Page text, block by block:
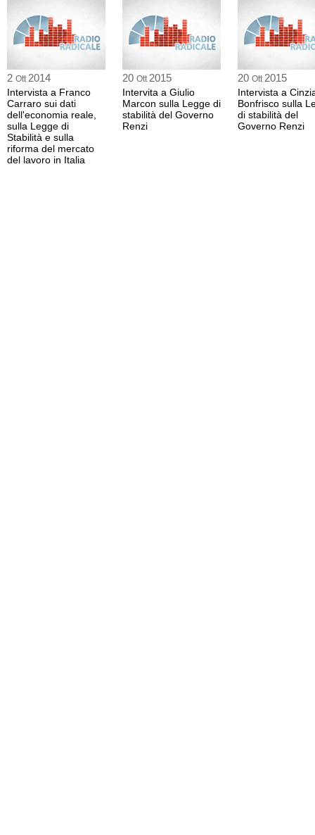
2 Ott 2014
Intervista a Franco
Carraro sui dati
dell'economia reale,
sulla Legge di
Stabilità e sulla
riforma del mercato
del lavoro in Italia
20 Ott 2015
Intervita a Giulio
Marcon sulla Legge di
stabilità del Governo
Renzi
20 Ott 2015
Intervista a
Bonfrisco sulla
di stabilità del
Governo Renzi